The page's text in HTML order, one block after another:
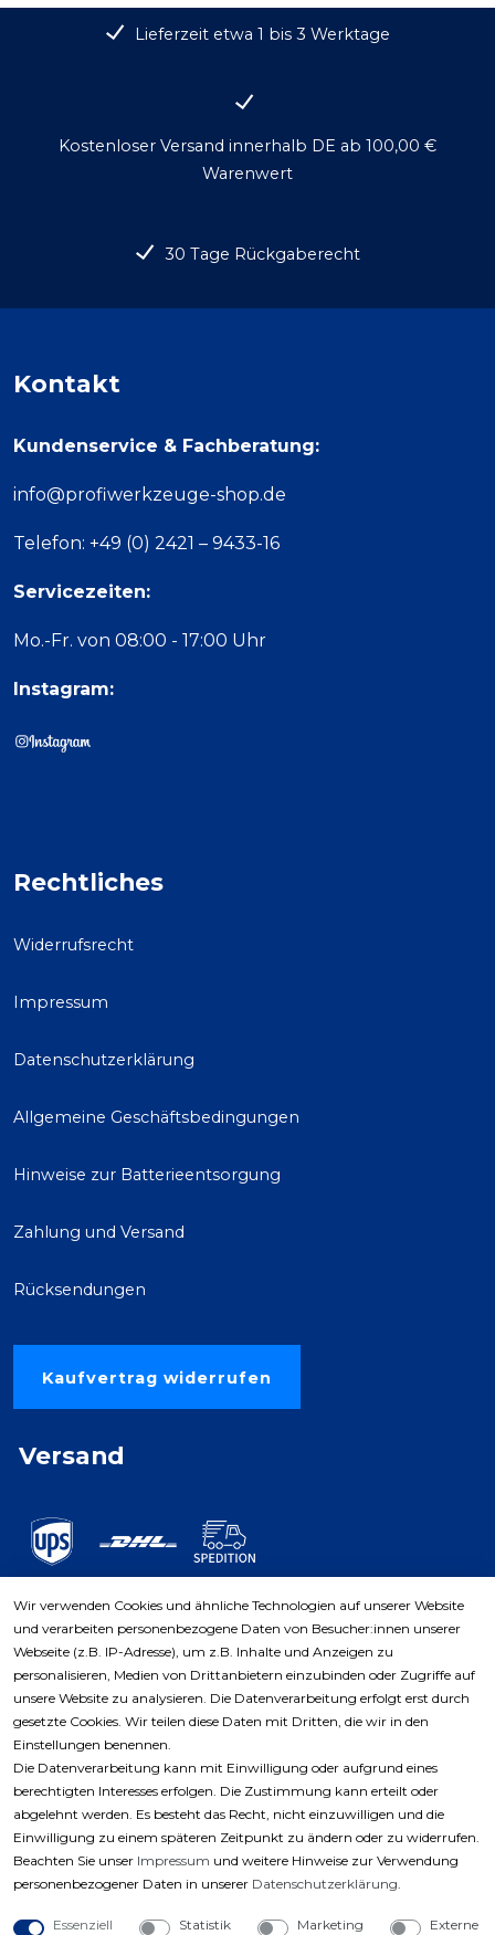
Lieferzeit etwa 1 bis 3 Werktage
Kostenloser Versand innerhalb DE ab 100,00 €
Warenwert
30 Tage Rückgaberecht
Kontakt
Kundenservice & Fachberatung:
info@profiwerkzeuge-shop.de
Telefon: +49 (0) 2421 – 9433-16
Servicezeiten:
Mo.-Fr. von 08:00 - 17:00 Uhr
Instagram:
Rechtliches
Widerrufsrecht
Impressum
Datenschutzerklärung
Allgemeine Geschäftsbedingungen
Hinweise zur Batterieentsorgung
Zahlung und Versand
Rücksendungen
Kaufvertrag widerrufen
Versand
Zahlungsarten
Wir verwenden Cookies und ähnliche Technologien auf unserer Website
und verarbeiten personenbezogene Daten von Besucher:innen unserer
Webseite (z.B. IP-Adresse), um z.B. Inhalte und Anzeigen zu
personalisieren, Medien von Drittanbietern einzubinden oder Zugriffe auf
unsere Website zu analysieren. Die Datenverarbeitung erfolgt erst durch
gesetzte Cookies. Wir teilen diese Daten mit Dritten, die wir in den
Einstellungen benennen.
Die Datenverarbeitung kann mit Einwilligung oder aufgrund eines
berechtigten Interesses erfolgen. Die Zustimmung kann erteilt oder
abgelehnt werden. Es besteht das Recht, nicht einzuwilligen und die
Einwilligung zu einem späteren Zeitpunkt zu ändern oder zu widerrufen.
Beachten Sie unser Impressum und weitere Hinweise zur Verwendung
personenbezogener Daten in unserer Daten­schutz­erklärung.
Essenziell Statistik Marketing Externe